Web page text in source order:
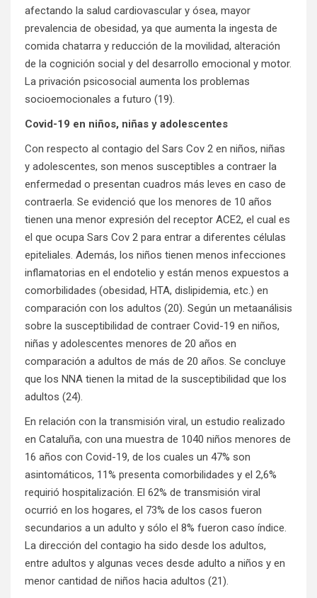
afectando la salud cardiovascular y ósea, mayor
prevalencia de obesidad, ya que aumenta la ingesta de
comida chatarra y reducción de la movilidad, alteración
de la cognición social y del desarrollo emocional y motor.
La privación psicosocial aumenta los problemas
socioemocionales a futuro (19).
Covid-19 en niños, niñas y adolescentes
Con respecto al contagio del Sars Cov 2 en niños, niñas
y adolescentes, son menos susceptibles a contraer la
enfermedad o presentan cuadros más leves en caso de
contraerla. Se evidenció que los menores de 10 años
tienen una menor expresión del receptor ACE2, el cual es
el que ocupa Sars Cov 2 para entrar a diferentes células
epiteliales. Además, los niños tienen menos infecciones
inflamatorias en el endotelio y están menos expuestos a
comorbilidades (obesidad, HTA, dislipidemia, etc.) en
comparación con los adultos (20). Según un metaanálisis
sobre la susceptibilidad de contraer Covid-19 en niños,
niñas y adolescentes menores de 20 años en
comparación a adultos de más de 20 años. Se concluye
que los NNA tienen la mitad de la susceptibilidad que los
adultos (24).
En relación con la transmisión viral, un estudio realizado
en Cataluña, con una muestra de 1040 niños menores de
16 años con Covid-19, de los cuales un 47% son
asintomáticos, 11% presenta comorbilidades y el 2,6%
requirió hospitalización. El 62% de transmisión viral
ocurrió en los hogares, el 73% de los casos fueron
secundarios a un adulto y sólo el 8% fueron caso índice.
La dirección del contagio ha sido desde los adultos,
entre adultos y algunas veces desde adulto a niños y en
menor cantidad de niños hacia adultos (21).